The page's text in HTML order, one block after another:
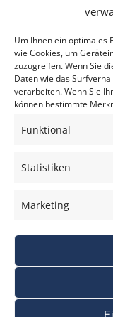
Um Ihnen ein optimales
wie Cookies, um
zuzugreifen. Wenn Sie
Daten wie das
verarbeiten. Wenn Sie
können bestimmte
Funktional
Statistiken
Marketing
Bitte geben Sie Ihre E-Mail